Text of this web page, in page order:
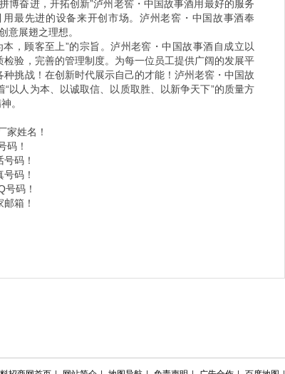
博奋进，开拓创新”泸州老窖・中国故事酒用最好的服务
最先进的设备来开创市场。泸州老窖・中国故事酒奉
意展翅之理想。
顾客至上”的宗旨。泸州老窖・中国故事酒自成立以
验，完善的管理制度。为每一位员工提供广阔的发展平
挑战！在创新时代展示自己的才能！泸州老窖・中国故
以人为本、以诚取信、以质取胜、以新争天下”的质量方
。
家姓名！
码！
码！
码！
码！
箱！